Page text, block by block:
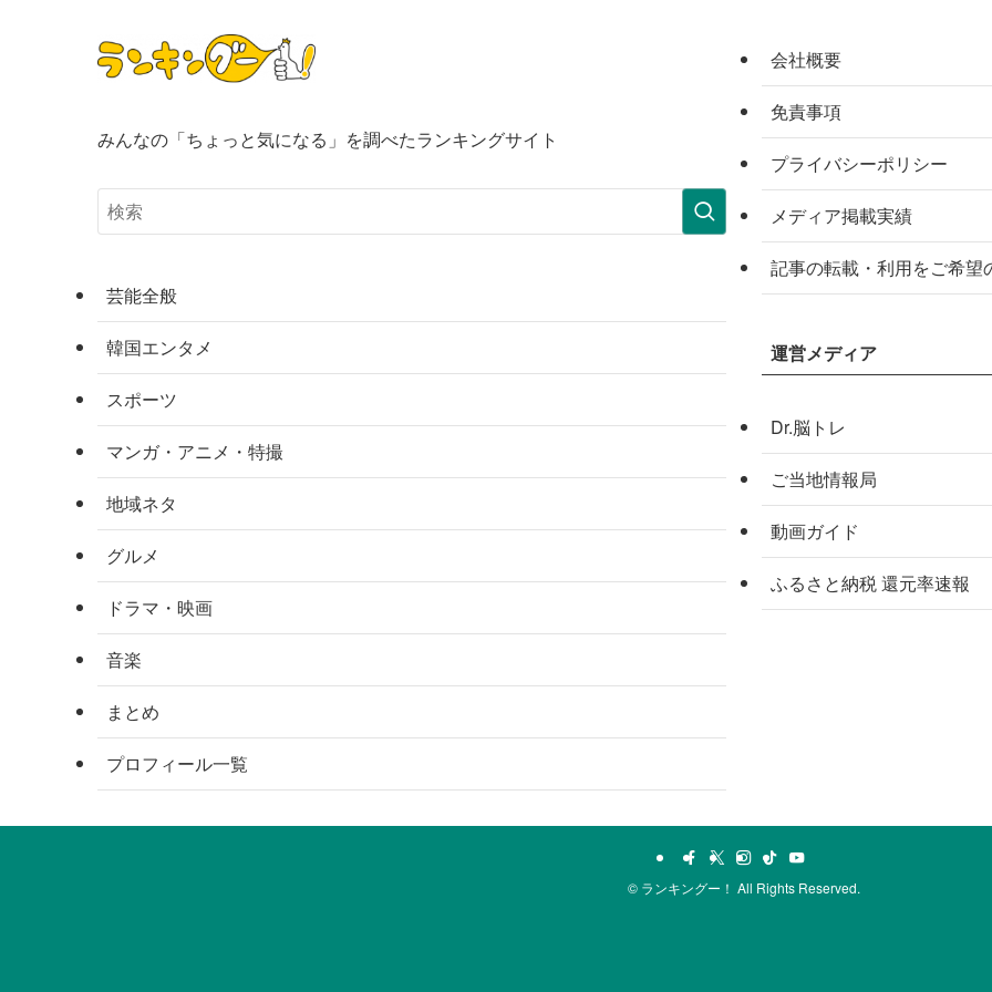
みんなの「ちょっと気になる」を調べたランキングサイト
芸能全般
韓国エンタメ
スポーツ
マンガ・アニメ・特撮
地域ネタ
グルメ
ドラマ・映画
音楽
まとめ
プロフィール一覧
会社概要
免責事項
プライバシーポリシー
メディア掲載実績
記事の転載・利用をご希望
運営メディア
Dr.脳トレ
ご当地情報局
動画ガイド
ふるさと納税 還元率速報
© ランキングー！ All Rights Reserved.